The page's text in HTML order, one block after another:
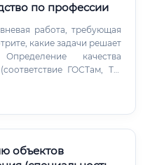
по профессии
работа, требующая
какие задачи решает
ГОСТам, ТУ,
продуктов питания ✅
и тарификации ✅
объектов